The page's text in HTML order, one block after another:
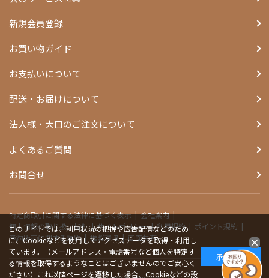
新規会員登録
お買い物ガイド
お支払いについて
配送・お届けについて
法人様・大口のご注文について
よくあるご質問
お問合せ
特定商取引に関する法律に基づく表示
会社案内
個人情報の取り扱い指針
サイトポリシー 利用規約
ポイント規約
予約販売に関する規約
推奨環境 画面共有
このサイトでは、利用状況の把握や広告配信などのため
に、Cookieなどを使用してアクセスデータを取得・利用し
ています。（メールアドレス・電話番号など個人を特定す
る情報を取得するようなことはございませんのでご安心く
ださい）これ以降ページを遷移した場合、Cookieなどの設
承諾する